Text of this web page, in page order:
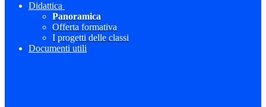
Didattica
Panoramica
Offerta formativa
I progetti delle classi
Documenti utili